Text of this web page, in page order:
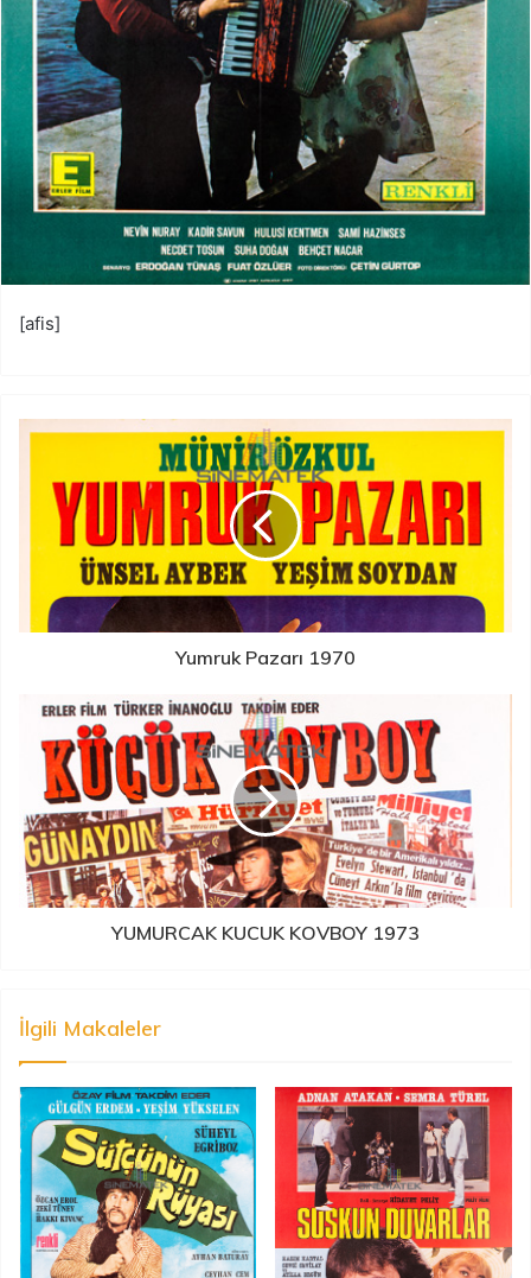
[afis]
Yumruk Pazarı 1970
YUMURCAK KUCUK KOVBOY 1973
İlgili Makaleler